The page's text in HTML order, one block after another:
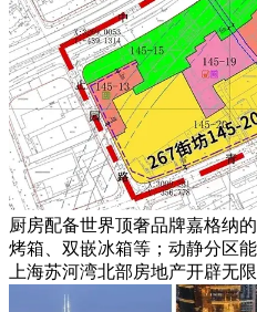
厨房配备世界顶奢品牌嘉格纳
烤箱、双嵌冰箱等；动静分区
上海苏河湾北部房地产开辟无